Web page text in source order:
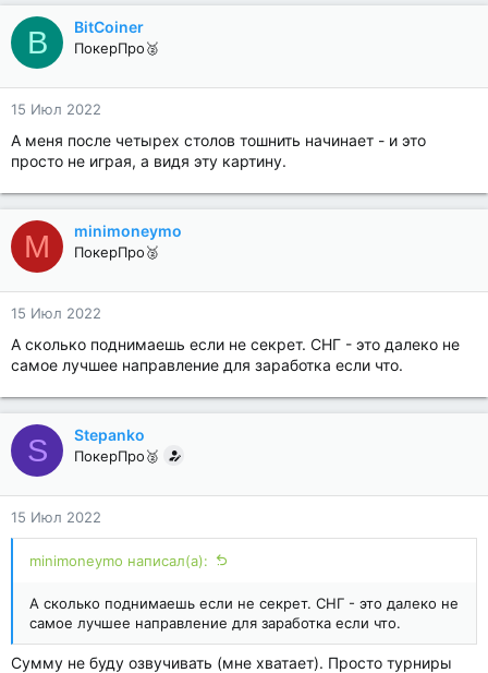
B BitCoiner
ПокерПро🥈
15 Июл 2022
А меня после четырех столов тошнить начинает - и это
просто не играя, а видя эту картину.
M minimoneymo
ПокерПро🥈
15 Июл 2022
А сколько поднимаешь если не секрет. СНГ - это далеко не
самое лучшее направление для заработка если что.
S Stepanko
ПокерПро🥈
15 Июл 2022
minimoneymo написал(а):
А сколько поднимаешь если не секрет. СНГ - это далеко не
самое лучшее направление для заработка если что.
Сумму не буду озвучивать (мне хватает). Просто турниры